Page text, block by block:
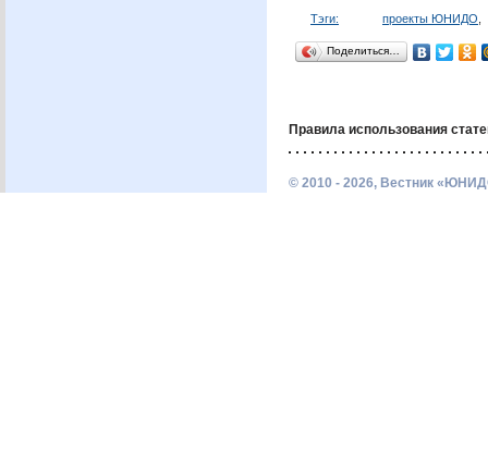
Тэги: проекты ЮНИДО
Поделиться…
Правила использования
© 2010 - 2026, Вестник